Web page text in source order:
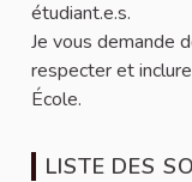
étudiant.e.s.
Je vous demande
respecter et
École.
LISTE DES